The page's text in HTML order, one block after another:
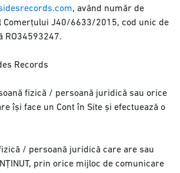
, având număr de
Comerțului J40/6633/2015, cod unic de
RO34593247.
Records
fizică / persoană juridică sau orice
își face un Cont în Site și efectuează o
/ persoană juridică care are sau
prin orice mijloc de comunicare